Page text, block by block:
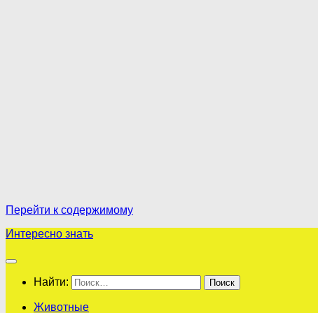
Перейти к содержимому
Интересно знать
Найти:
Животные